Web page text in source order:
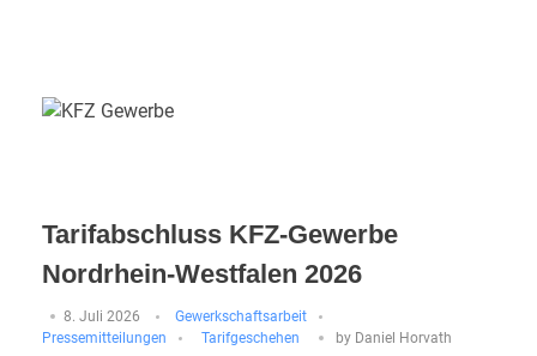
Tarifabschluss KFZ-Gewerbe
Nordrhein-Westfalen 2026
8. Juli 2026
Gewerkschaftsarbeit
Pressemitteilungen
Tarifgeschehen by Daniel Horvath